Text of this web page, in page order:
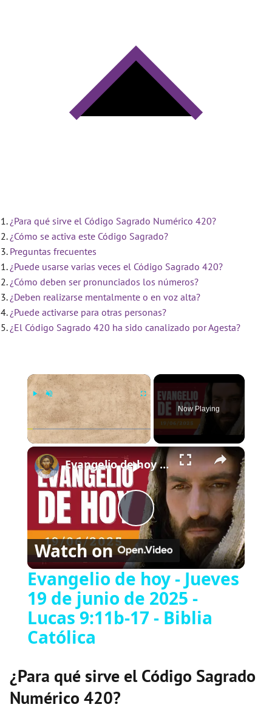
¿Para qué sirve el Código Sagrado Numérico 420?
¿Cómo se activa este Código Sagrado?
Preguntas frecuentes
¿Puede usarse varias veces el Código Sagrado 420?
¿Cómo deben ser pronunciados los números?
¿Deben realizarse mentalmente o en voz alta?
¿Puede activarse para otras personas?
¿El Código Sagrado 420 ha sido canalizado por Agesta?
×
Fullscreen
Now Playing
×
P
l
a
V
Evangelio de hoy - Jueves 19 de junio de 2025 - Lucas 9:11b-17 - Biblia Católica
Watch on
Evangelio de hoy - Jueves
19 de junio de 2025 -
Lucas 9:11b-17 - Biblia
Católica
¿Para qué sirve el Código Sagrado
Numérico 420?